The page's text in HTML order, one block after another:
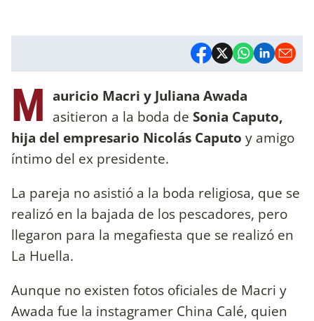
M auricio Macri y Juliana Awada
asitieron a la boda de Sonia Caputo,
hija del empresario Nicolás Caputo y amigo
íntimo del ex presidente.
La pareja no asistió a la boda religiosa, que se
realizó en la bajada de los pescadores, pero
llegaron para la megafiesta que se realizó en
La Huella.
Aunque no existen fotos oficiales de Macri y
Awada fue la instagramer China Calé, quien